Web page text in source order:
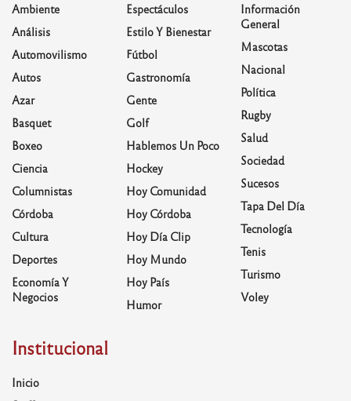
Ambiente
Análisis
Automovilismo
Autos
Azar
Basquet
Boxeo
Ciencia
Columnistas
Córdoba
Cultura
Deportes
Economía Y
Negocios
Espectáculos
Estilo Y Bienestar
Fútbol
Gastronomía
Gente
Golf
Hablemos Un Poco
Hockey
Hoy Comunidad
Hoy Córdoba
Hoy Día Clip
Hoy Mundo
Hoy País
Humor
Información
General
Mascotas
Nacional
Política
Rugby
Salud
Sociedad
Sucesos
Tapa Del Día
Tecnología
Tenis
Turismo
Voley
Institucional
Inicio